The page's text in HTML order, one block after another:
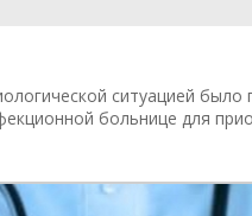
ситуацией
больнице для